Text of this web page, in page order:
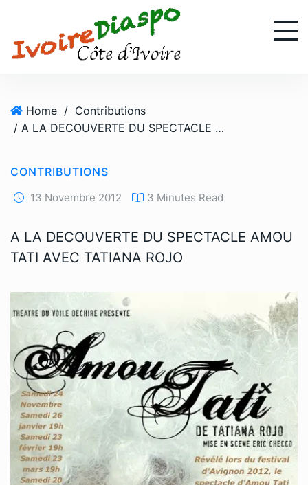
Home / Contributions
/ A LA DECOUVERTE DU SPECTACLE AMOU TATI AVEC TATIANA ROJO
CONTRIBUTIONS
13 Novembre 2012 3 Minutes Read
A LA DECOUVERTE DU SPECTACLE AMOU
TATI AVEC TATIANA ROJO